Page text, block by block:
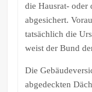
die Hausrat- oder
abgesichert.
tatsächlich die
weist der Bund
Die
abgedeckten